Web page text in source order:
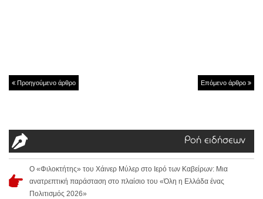
Προηγούμενο άρθρο Επόμενο άρθρο
Ροή ειδήσεων
Ο «Φιλοκτήτης» του Χάινερ Μύλερ στο Ιερό των Καβείρων: Μια
ανατρεπτική παράσταση στο πλαίσιο του «Όλη η Ελλάδα ένας
Πολιτισμός 2026»